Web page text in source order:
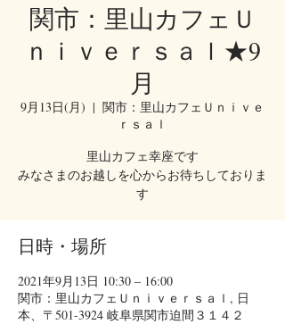
関市：里山カフェＵ
ｎｉｖｅｒｓａｌ★9
月
9月13日(月)
  |
関市：里山カフェＵｎｉｖｅ
ｒｓａｌ
里山カフェ幸座です
みなさまのお越しを心からお待ちしておりま
す
日時・場所
2021年9月13日 10:30 – 16:00
関市：里山カフェＵｎｉｖｅｒｓａｌ, 日
本、〒501-3924 岐阜県関市迫間３１４２